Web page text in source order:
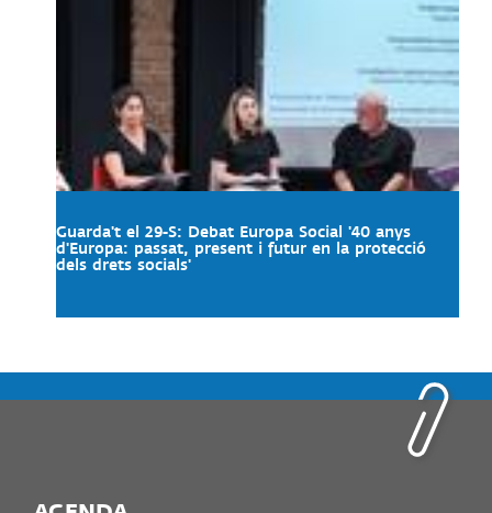
Guarda't el 29-S: Debat Europa Social '40 anys
d'Europa: passat, present i futur en la protecció
dels drets socials'